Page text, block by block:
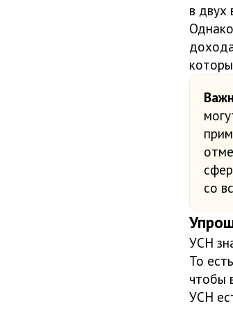
в двух
со
УСН
То
чтобы
УСН